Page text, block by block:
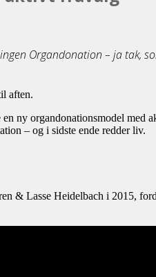
Organdonation – ja tak,
aften.
ny organdonationsmodel
– og i sidste ende redder liv.
Lasse Heidelbach i 2015,